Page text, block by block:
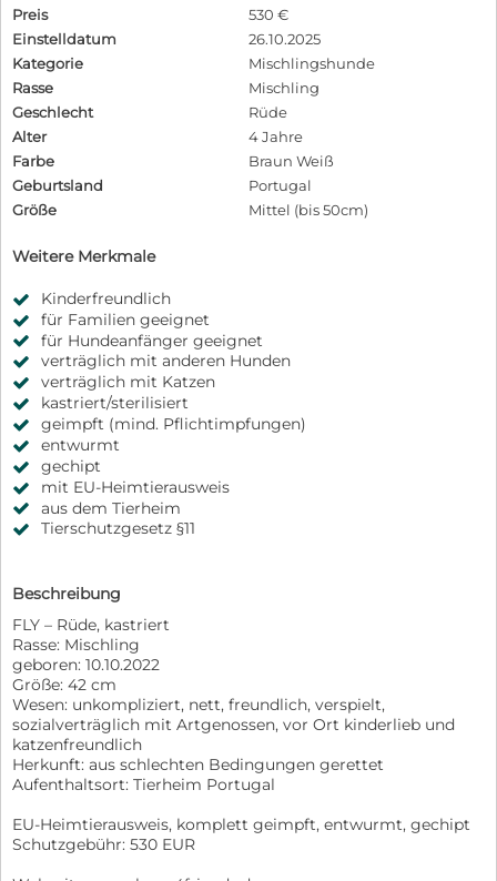
Preis
530 €
Einstelldatum
26.10.2025
Kategorie
Mischlingshunde
Rasse
Mischling
Geschlecht
Rüde
Alter
4 Jahre
Farbe
Braun Weiß
Geburtsland
Portugal
Größe
Mittel (bis 50cm)
Weitere Merkmale
Kinderfreundlich
für Familien geeignet
für Hundeanfänger geeignet
verträglich mit anderen Hunden
verträglich mit Katzen
kastriert/sterilisiert
geimpft (mind. Pflichtimpfungen)
entwurmt
gechipt
mit EU-Heimtierausweis
aus dem Tierheim
Tierschutzgesetz §11
Beschreibung
FLY – Rüde, kastriert
Rasse: Mischling
geboren: 10.10.2022
Größe: 42 cm
Wesen: unkompliziert, nett, freundlich, verspielt,
sozialverträglich mit Artgenossen, vor Ort kinderlieb und
katzenfreundlich
Herkunft: aus schlechten Bedingungen gerettet
Aufenthaltsort: Tierheim Portugal
EU-Heimtierausweis, komplett geimpft, entwurmt, gechipt
Schutzgebühr: 530 EUR